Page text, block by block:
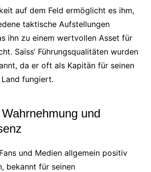
auf dem Feld ermöglicht es ihm,
taktische Aufstellungen
ihn zu einem wertvollen Asset für
Saïss’ Führungsqualitäten wurden
da er oft als Kapitän für seinen
fungiert.
und
und Medien allgemein positiv
bekannt für seinen